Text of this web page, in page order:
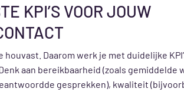
KPI’S VOOR JOUW
houvast. Daarom werk je met duidelijke
aan bereikbaarheid (zoals gemiddelde
gesprekken), kwaliteit